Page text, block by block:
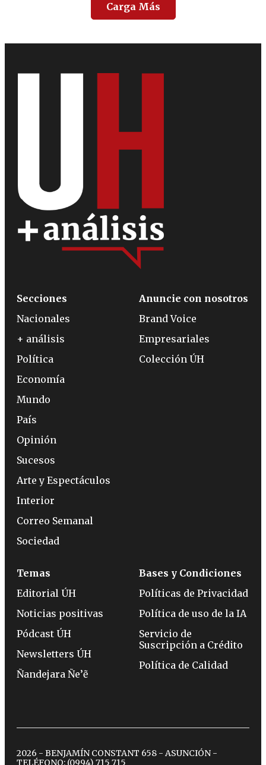
Carga Más
Secciones
Nacionales
+ análisis
Política
Economía
Mundo
País
Opinión
Sucesos
Arte y Espectáculos
Interior
Correo Semanal
Sociedad
Anuncie con nosotros
Brand Voice
Empresariales
Colección ÚH
Temas
Editorial ÚH
Noticias positivas
Pódcast ÚH
Newsletters ÚH
Ñandejara Ñe’ẽ
Bases y Condiciones
Políticas de Privacidad
Política de uso de la IA
Servicio de
Suscripción a Crédito
Política de Calidad
2026 - BENJAMÍN CONSTANT 658 - ASUNCIÓN -
TELÉFONO: (0994) 715 715